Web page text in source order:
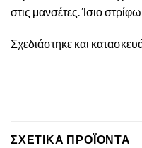
στις μανσέτες. Ίσιο
Σχεδιάστηκε και
ΣΧΕΤΙΚΆ ΠΡΟΪΌΝΤΑ